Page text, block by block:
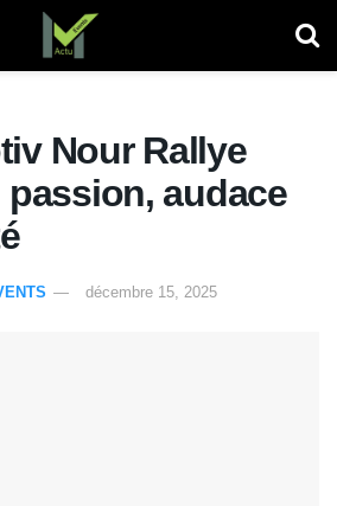
Nour Rallye
passion, audace
décembre 15, 2025